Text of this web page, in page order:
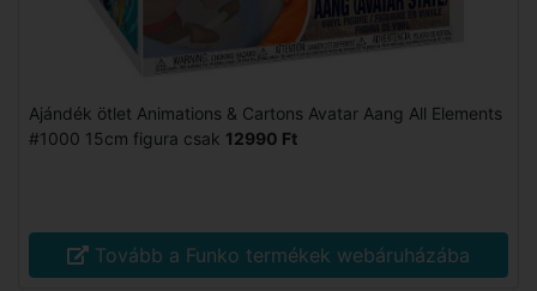
Ajándék ötlet Animations & Cartons Avatar Aang All Elements
#1000 15cm figura csak 12990 Ft
Tovább a Funko termékek webáruházába